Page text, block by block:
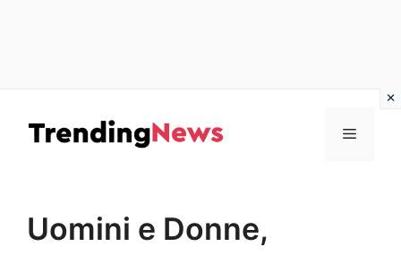
contenuto
Menu
Uomini e Donne,